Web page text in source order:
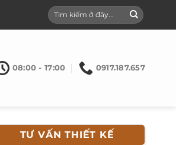
08:00 - 17:00 0917.187.657
TƯ VẤN THIẾT KẾ